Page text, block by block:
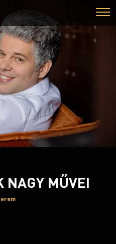
NAGY MŰVEI